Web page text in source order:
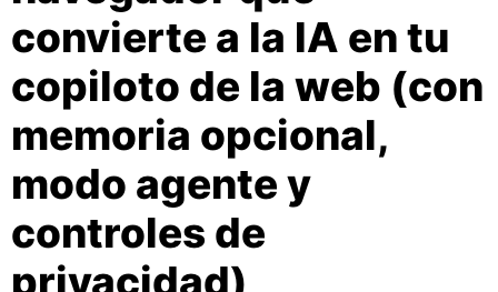
convierte a la IA en tu
copiloto de la web (con
memoria opcional,
modo agente y
controles de
privacidad)